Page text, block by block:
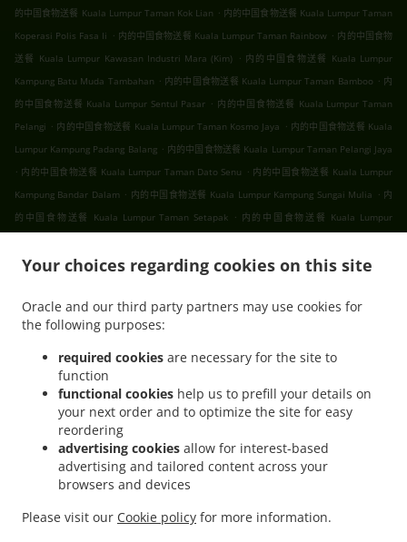
Your choices regarding cookies on this site
Oracle and our third party partners may use cookies for
the following purposes:
required cookies are necessary for the site to
function
functional cookies help us to prefill your details on
your next order and to optimize the site for easy
reordering
advertising cookies allow for interest-based
advertising and tailored content across your
browsers and devices
Please visit our Cookie policy for more information.
的中国食物送餐 Kuala Lumpur Taman Kok Lian . 内的中国食物送餐 Kuala Lumpur Taman
Koperasi Polis Fasa Ii . 内的中国食物送餐 Kuala Lumpur Taman Rainbow . 内的中国食物
送餐 Kuala Lumpur Kawasan Industri Mara (Kim) . 内的中国食物送餐 Kuala Lumpur
Kampung Batu Muda Tambahan . 内的中国食物送餐 Kuala Lumpur Taman Bamboo . 内
的中国食物送餐 Kuala Lumpur Sentul Pasar . 内的中国食物送餐 Kuala Lumpur Taman
Pelangi . 内的中国食物送餐 Kuala Lumpur Taman Kosmo Jaya . 内的中国食物送餐 Kuala
Lumpur Kampung Padang Balang . 内的中国食物送餐 Kuala Lumpur Taman Pelangi Jaya
. 内的中国食物送餐 Kuala Lumpur Taman Dato Senu . 内的中国食物送餐 Kuala Lumpur
Kampung Bandar Dalam . 内的中国食物送餐 Kuala Lumpur Kampung Sungai Mulia . 内
的中国食物送餐 Kuala Lumpur Taman Setapak . 内的中国食物送餐 Kuala Lumpur
物送餐 吉隆坡 班底达南 . 内的中国食物送餐 吉隆坡 敦依斯迈花园 . 内的中国食物送餐 吉隆
园 . 内的中国食物送餐 吉隆坡 国联花园 . 内的中国食物送餐 吉隆坡 彩虹花园 . 内的中国食物
送餐 吉隆坡 泗岩沫 . 内的中国食物送餐 吉隆坡
国食物送餐 Puchong Bandar Puchong Jaya
内的中国食物送餐 Puchong Kampung
Lembah Kinrara . 内的中国食物送餐 Puchong
Sungai Buloh Taman Industri Sungai Buloh
内的中国食物送餐 Sungai Buloh . 内的中国
食物送餐 Batu Caves Sri Utara Kipark
. 内的中国食物送餐 Batu Caves Taman Wahyu
的中国食物送餐 Batu Caves Taman Industri Spring Crest Batu Caves
内的中国食物送餐
Batu Caves Taman Koperasi Polis . 内的中国食物送餐 Batu Caves Taman Koperasi Polis
内的中国食物送餐 Batu Caves Taman Koperasi Polis Fasa I
Batu Caves Taman Melewar . 内的中国食物送餐 Batu Caves
内的中国食物送餐 Wilayah